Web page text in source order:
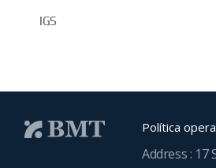
IGS
Política
Address : 17